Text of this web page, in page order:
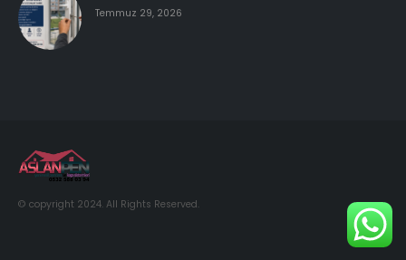
Temmuz 29, 2026
© copyright 2024. All Rights Reserved.